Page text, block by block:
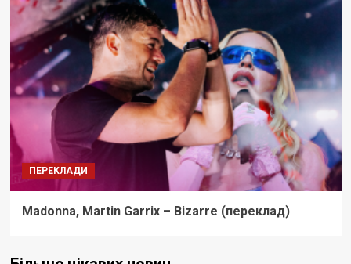
ПЕРЕКЛАДИ
Madonna, Martin Garrix – Bizarre (переклад)